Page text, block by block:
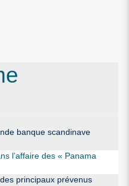
banque scandinave
l’affaire des « Panama
principaux prévenus